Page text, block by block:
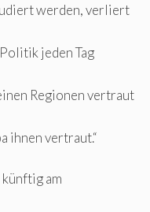
werden, verliert
jeden Tag
Regionen vertraut
ihnen vertraut.“
künftig am